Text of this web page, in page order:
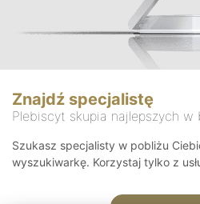
Znajdź specjalistę
Plebiscyt skupia najlepszych w
Szukasz specjalisty w pobliżu
wyszukiwarkę. Korzystaj tylko z